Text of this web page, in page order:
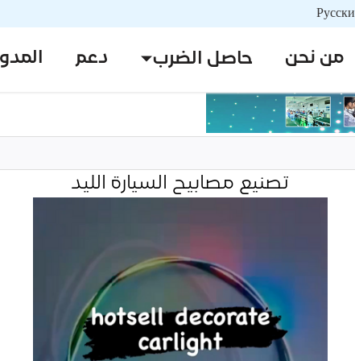
من نحن حاصل الضرب دعم
تصنيع مصابيح السيارة الليد